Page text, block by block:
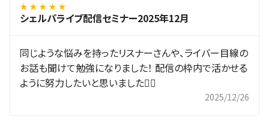
★ ★ ★ ★ ★
シェルパライブ配信セミナー2025年12月
同じような悩みを持ったリスナーさんや、ライバー目線の
お話も聞けて勉強になりました！ 配信の枠内で活かせる
ように努力したいと思いました🙆‍♀️
2025/12/26